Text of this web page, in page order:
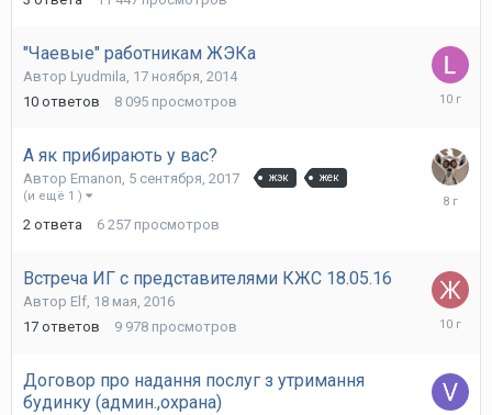
"Чаевые" работникам ЖЭКа
Автор Lyudmila, 17 ноября, 2014
10 ответов 8 095 просмотров
А як прибирають у вас?
Автор Emanon, 5 сентября, 2017 жэк жек
(и ещё 1 )
2 ответа 6 257 просмотров
17
Встреча ИГ с представителями КЖС 18.05.16
Автор Elf, 18 мая, 2016
17 ответов 9 978 просмотров
10
Договор про надання послуг з утримання
будинку (админ.,охрана)